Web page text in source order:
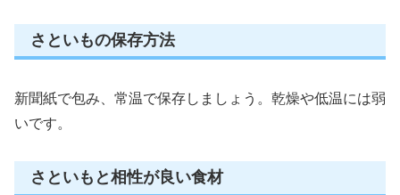
さといもの保存方法
新聞紙で包み、常温で保存しましょう。乾燥や低温には弱
いです。
さといもと相性が良い食材